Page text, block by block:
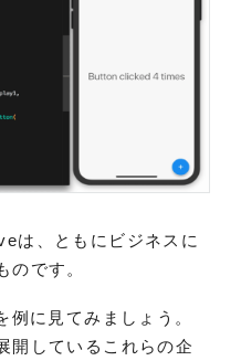
は、ともにビジネスに
のです。
に見てみましょう。
開しているこれらの企